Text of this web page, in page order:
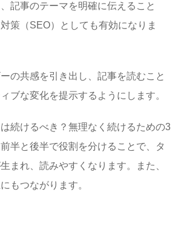
記事のテーマを明確に伝えること
策（SEO）としても有効になりま
の共感を引き出し、記事を読むこと
ブな変化を提示するようにします。
続けるべき？無理なく続けるための3
半と後半で役割を分けることで、タ
まれ、読みやすくなります。また、
もつながります。